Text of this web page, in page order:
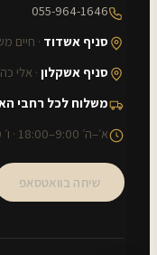
055-964-1646
סניף אשדוד · חיים
סניף אשקלון · אלי כהן
משלוח לכל רחבי
א׳–ה׳ 9:00–18:00 · ו׳ 9:00–13:00
שיחה בוואטסאפ